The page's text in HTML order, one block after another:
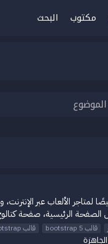
مكتوب البحث
قالب bootstrap 5 قالب bootstrap